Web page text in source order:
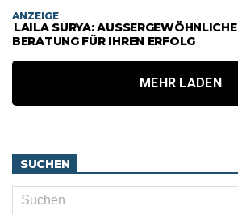
ANZEIGE
LAILA SURYA: AUSSERGEWÖHNLICHE B
ERATUNG FÜR IHREN ERFOLG
MEHR LADEN
SUCHEN